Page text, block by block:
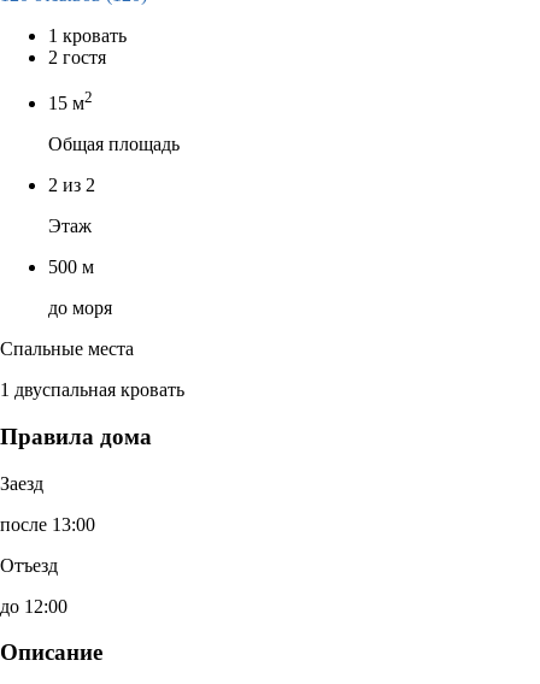
1 кровать
2 гостя
15 м2
Общая площадь
2 из 2
Этаж
500 м
до моря
Спальные места
1 двуспальная кровать
Правила дома
Заезд
после 13:00
Отъезд
до 12:00
Описание